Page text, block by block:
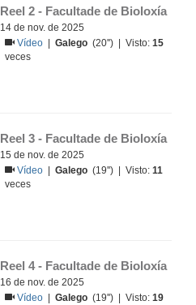
Reel 2 - Facultade de Bioloxía
14 de nov. de 2025
Vídeo
|Galego (20'') | Visto:15
veces
Reel 3 - Facultade de Bioloxía
15 de nov. de 2025
Vídeo
|Galego (19'') | Visto:11
veces
Reel 4 - Facultade de Bioloxía
16 de nov. de 2025
Vídeo
|Galego (19'') | Visto:19